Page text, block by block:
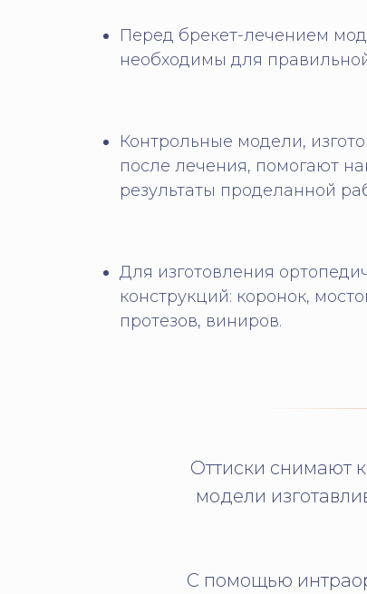
Перед брекет-лечением
необходимы для
Контрольные модели,
после лечения, помогают
результаты проделанной
Для изготовления
конструкций: коронок,
протезов, виниров.
Оттиски снимают
модели
С помощью